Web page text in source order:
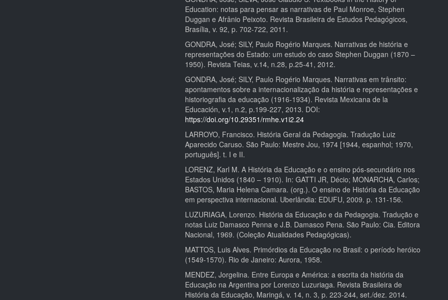
Education: notas para pensar as narrativas de Paul Monroe, Stephen
Duggan e Afrânio Peixoto. Revista Brasileira de Estudos Pedagógicos,
Brasília, v. 92, p. 702-722, 2011.
GONDRA, José; SILY, Paulo Rogério Marques. Narrativas de história e
representações do Estado: um estudo do caso Stephen Duggan (1870 –
1950). Revista Teias, v.14, n.28, p.25-41, 2012.
GONDRA, José; SILY, Paulo Rogério Marques. Narrativas em trânsito:
apontamentos sobre a internacionalização da história e representações e
historiografia da educação (1916-1934). Revista Mexicana de la
Educación, v.1, n.2, p.199-227, 2013. DOI:
https://doi.org/10.29351/rmhe.v1i2.24
LARROYO, Francisco. História Geral da Pedagogia. Tradução Luiz
Aparecido Caruso. São Paulo: Mestre Jou, 1974 [1944, espanhol; 1970,
português]. t. I e II.
LORENZ, Karl M. A História da Educação e o ensino pós-secundário nos
Estados Unidos (1840 – 1910). In: GATTI JR, Décio; MONARCHA, Carlos;
BASTOS, Maria Helena Camara. (org.). O ensino de História da Educação
em perspectiva internacional. Uberlândia: EDUFU, 2009. p. 131-156.
LUZURIAGA, Lorenzo. História da Educação e da Pedagogia. Tradução e
notas Luiz Damasco Penna e J.B. Damasco Pena. São Paulo: Cia. Editora
Nacional, 1969. (Coleção Atualidades Pedagógicas).
MATTOS, Luis Alves. Primórdios da Educação no Brasil: o período heróico
(1549-1570). Rio de Janeiro: Aurora, 1958.
MENDEZ, Jorgelina. Entre Europa e América: a escrita da história da
Educação na Argentina por Lorenzo Luzuriaga. Revista Brasileira de
História da Educação, Maringá, v. 14, n. 3, p. 223-244, set./dez. 2014.